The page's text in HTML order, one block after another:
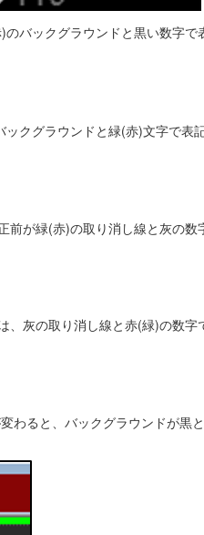
バックグラウンドと黒い数字で
クグラウンドと緑(赤)文字で表
前が緑(赤)の取り消し線と灰の
、灰の取り消し線と赤(緑)の数字
わると、バックグラウンドが